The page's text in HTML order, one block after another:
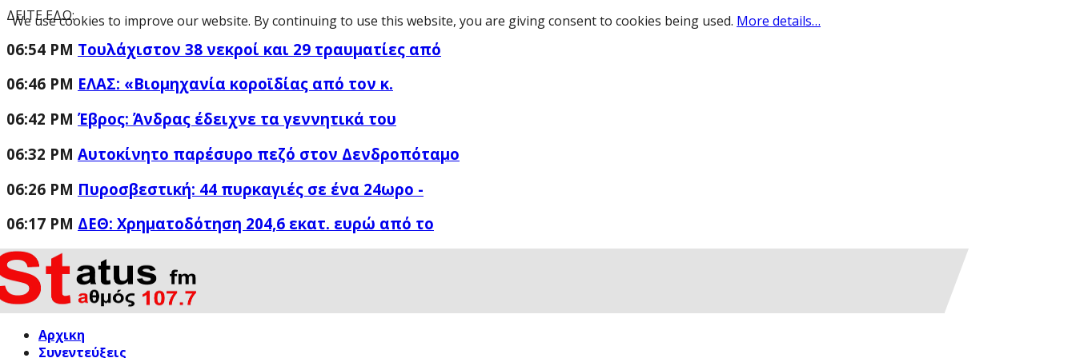
ΔΕΙΤΕ ΕΔΩ:
06:54 PM Τουλάχιστον 38 νεκροί και 29 τραυματίες από
06:46 PM ΕΛΑΣ: «Βιομηχανία κοροϊδίας από τον κ.
06:42 PM Έβρος: Άνδρας έδειχνε τα γεννητικά του
06:32 PM Αυτοκίνητο παρέσυρο πεζό στον Δενδροπόταμο
06:26 PM Πυροσβεστική: 44 πυρκαγιές σε ένα 24ωρο -
06:17 PM ΔΕΘ: Χρηματοδότηση 204,6 εκατ. ευρώ από το
Αρχικη
Συνεντεύξεις
We use cookies to improve our website. By continuing to use this website, you are giving consent to cookies being used. More details…